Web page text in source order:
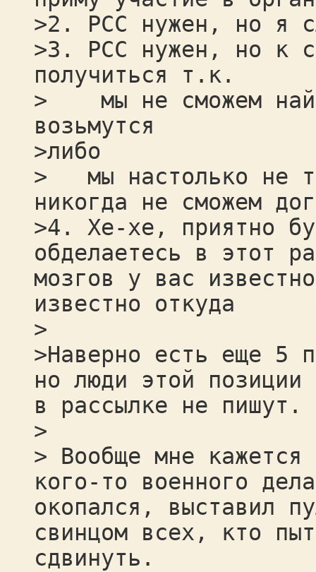
>2. РСС нужен, но я
>3. РСС нужен, но к
получиться т.к.
> мы не сможем
возьмутся
>либо
> мы настолько не
никогда не сможем
>4. Хе-хе, приятно
обделаетесь в этот
мозгов у вас
известно откуда
>
>Наверно есть еще 5
но люди этой
в рассылке не пишут.
>
> Вообще мне
кого-то военного
окопался, выставил
свинцом всех, кто
сдвинуть.